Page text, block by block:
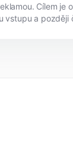
Cílem je
vstupu a později